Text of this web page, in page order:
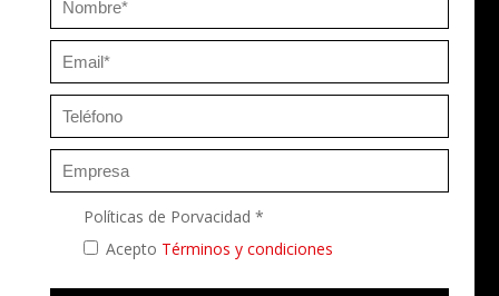
Políticas de Porvacidad *
Acepto Términos y condiciones